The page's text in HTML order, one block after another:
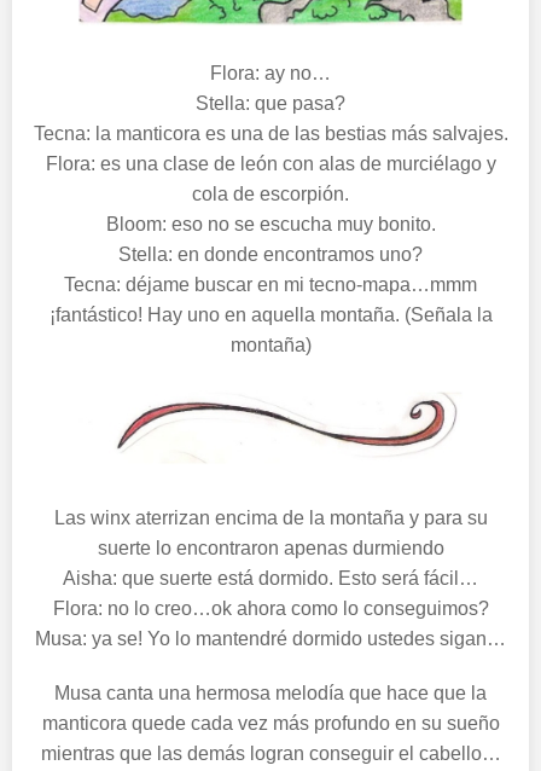
Flora: ay no…
Stella: que pasa?
Tecna: la manticora es una de las bestias más salvajes.
Flora: es una clase de león con alas de murciélago y
cola de escorpión.
Bloom: eso no se escucha muy bonito.
Stella: en donde encontramos uno?
Tecna: déjame buscar en mi tecno-mapa…mmm
¡fantástico! Hay uno en aquella montaña. (Señala la
montaña)
Las winx aterrizan encima de la montaña y para su
suerte lo encontraron apenas durmiendo
Aisha: que suerte está dormido. Esto será fácil…
Flora: no lo creo…ok ahora como lo conseguimos?
Musa: ya se! Yo lo mantendré dormido ustedes sigan…
Musa canta una hermosa melodía que hace que la
manticora quede cada vez más profundo en su sueño
mientras que las demás logran conseguir el cabello…